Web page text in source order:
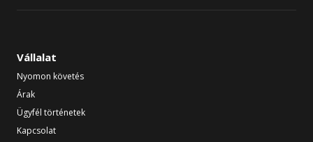
Vállalat
Nyomon követés
Árak
Ügyfél történetek
Kapcsolat